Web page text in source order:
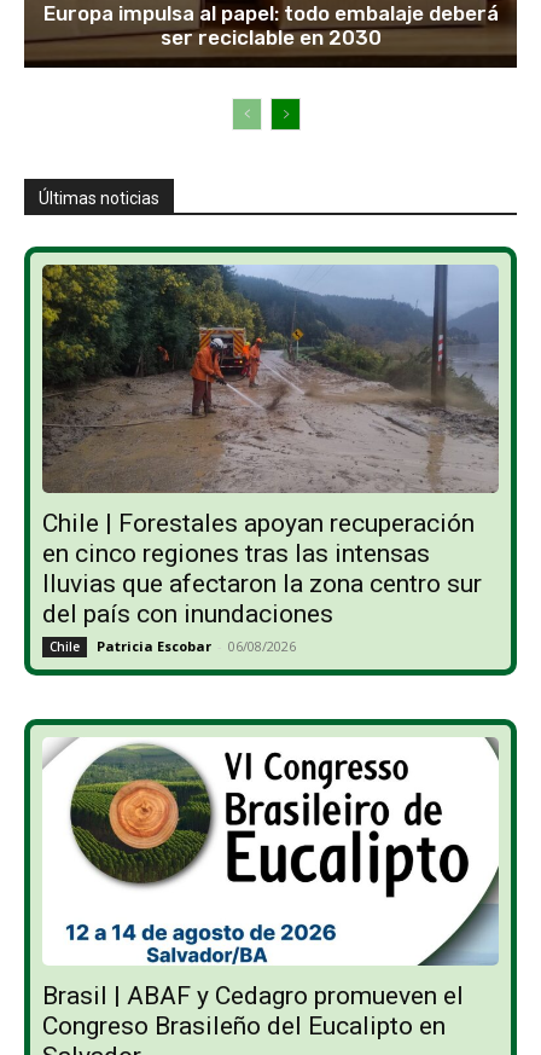
Europa impulsa al papel: todo embalaje deberá
ser reciclable en 2030
Últimas noticias
Chile | Forestales apoyan recuperación
en cinco regiones tras las intensas
lluvias que afectaron la zona centro sur
del país con inundaciones
Chile Patricia Escobar - 06/08/2026
Brasil | ABAF y Cedagro promueven el
Congreso Brasileño del Eucalipto en